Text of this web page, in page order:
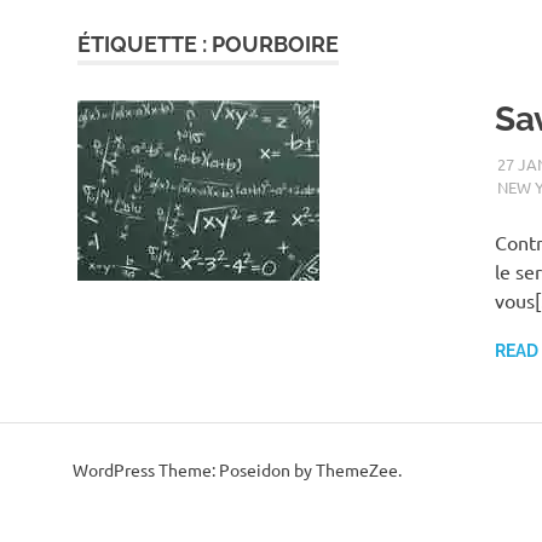
ÉTIQUETTE : POURBOIRE
27
NEW
le
WordPress Theme: Poseidon by ThemeZee.